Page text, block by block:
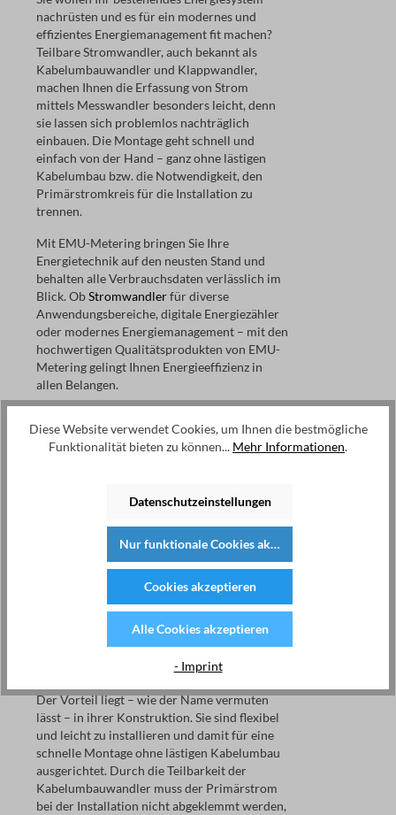
nachrüsten und es für ein modernes und
effizientes Energiemanagement fit machen?
Teilbare Stromwandler, auch bekannt als
Kabelumbauwandler und Klappwandler,
machen Ihnen die Erfassung von Strom
mittels Messwandler besonders leicht, denn
sie lassen sich problemlos nachträglich
einbauen. Die Montage geht schnell und
einfach von der Hand – ganz ohne lästigen
Kabelumbau bzw. die Notwendigkeit, den
Primärstromkreis für die Installation zu
trennen.
Mit EMU-Metering bringen Sie Ihre
Energietechnik auf den neusten Stand und
behalten alle Verbrauchsdaten verlässlich im
Blick. ObStromwandlerfür diverse
Anwendungsbereiche, digitale Energiezähler
oder modernes Energiemanagement – mit den
hochwertigen Qualitätsprodukten von EMU-
Metering gelingt Ihnen Energieeffizienz in
allen Belangen.
Wozu dienen
Stromwandler?
Stromspannungen erfasst und
weiterverarbeitet werden sollen. Die Wandler
übersetzen die großen elektrischen
Spannungen für Energiezähler in direkt
auf diese Weise verlässlich und sicher dem
Energiecontrolling zugänglich.
Welche Vorteile bieten
teilbare Wandler?
Der Vorteil liegt – wie der Name vermuten
lässt – in ihrer Konstruktion. Sie sind flexibel
und leicht zu installieren und damit für eine
schnelle Montage ohne lästigen Kabelumbau
ausgerichtet. Durch die Teilbarkeit der
Kabelumbauwandler muss der Primärstrom
bei der Installation nicht abgeklemmt werden,
Diese Website verwendet Cookies, um Ihnen die bestmögliche
Funktionalität bieten zu können... Mehr Informationen.
Datenschutzeinstellungen
Nur funktionale Cookies akzeptieren
Cookies akzeptieren
Alle Cookies akzeptieren
- Imprint